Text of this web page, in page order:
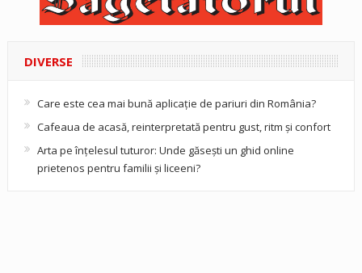
DIVERSE
Care este cea mai bună aplicație de pariuri din România?
Cafeaua de acasă, reinterpretată pentru gust, ritm și confort
Arta pe înțelesul tuturor: Unde găsești un ghid online
prietenos pentru familii și liceeni?